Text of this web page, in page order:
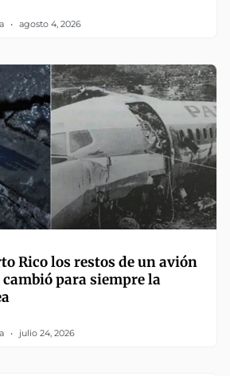
agosto 4, 2026
Rico los restos de un avión
cambió para siempre la
julio 24, 2026